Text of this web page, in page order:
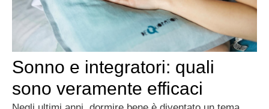
Sonno e integratori: quali
sono veramente efficaci